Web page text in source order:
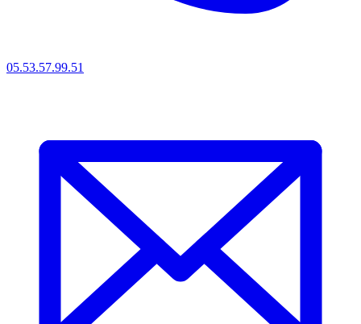
05.53.57.99.51